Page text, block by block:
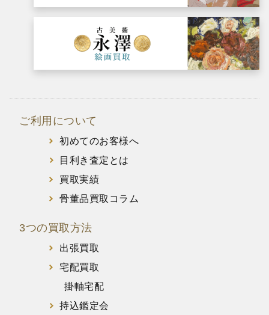
ご利用について
初めてのお客様へ
目利き査定とは
買取実績
骨董品買取コラム
3つの買取方法
出張買取
宅配買取
掛軸宅配
持込鑑定会